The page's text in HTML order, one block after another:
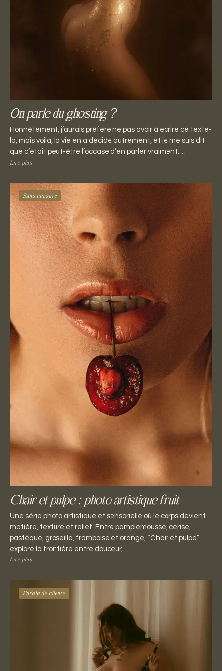
On parle du ghosting ?
Honnêtement, j’aurais préféré ne pas avoir à écrire ce texte-
là, mais voilà, la vie en a décidé autrement, et je me suis dit
que c’était peut-être l’occase d’en parler vraiment.…
Lire plus
Sans censure
Chair et pulpe : photo artistique fruit
Une série photo artistique et sensorielle où le corps devient
matière, texture et relief. Entre pamplemousse, cerise,
pastèque, groseille, framboise et orange, “Chair et pulpe”
explore la frontière entre douceur,…
Lire plus
Parole de cliente